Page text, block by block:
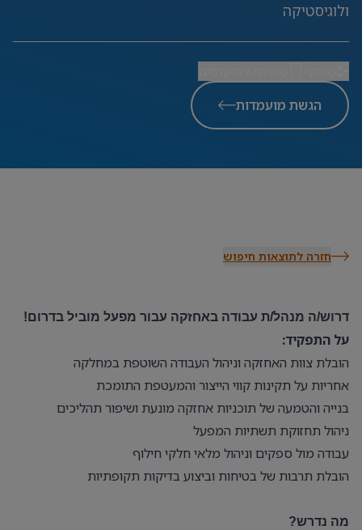
ולוגיסטיקה
הגשת מועמדות
חזרה לתוצאות חיפוש
דרוש/ה מנהל/ת עבודה באחזקה עבור מפעל מוביל בדרום!
על התפקיד:
הובלת צוות האחזקה וניהול העבודה השוטפת במחלקה
אחריות על תקינות קווי הייצור והמעטפת התומכת
בנייה והטמעה של תוכניות אחזקה מונעת ושיפור תהליכים
ניהול תחזוקת תשתיות המפעל
עבודה מול ספקים וניהול מלאי חלקי חילוף
הובלת תרבות של בטיחות וביצוע בדיקות תקופתיות
מה נדרש?